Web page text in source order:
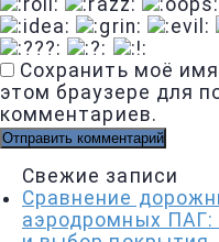
Сохранить моё
этом браузере для
комментариев.
Свежие записи
Сравнение
аэродромных ПАГ: